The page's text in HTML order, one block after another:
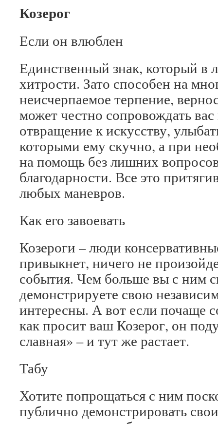
Козерог
Если он влюблен
Единственный знак, который в
хитрости. Зато способен на
неисчерпаемое терпение,
может честно сопровождать
отвращение к искусству,
которыми ему скучно, а при
на помощь без лишних
благодарности. Все это
любых маневров.
Как его завоевать
Козероги – люди
привыкнет, ничего не
события. Чем больше вы с ним
демонстрируете свою
интересны. А вот если почаще
как просит ваш Козерог, он
славная» – и тут же растает.
Табу
Хотите попрощаться с ним
публично демонстрировать